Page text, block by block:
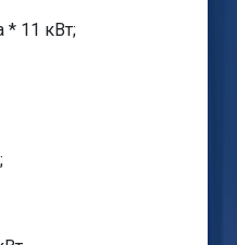
* 11 кВт;